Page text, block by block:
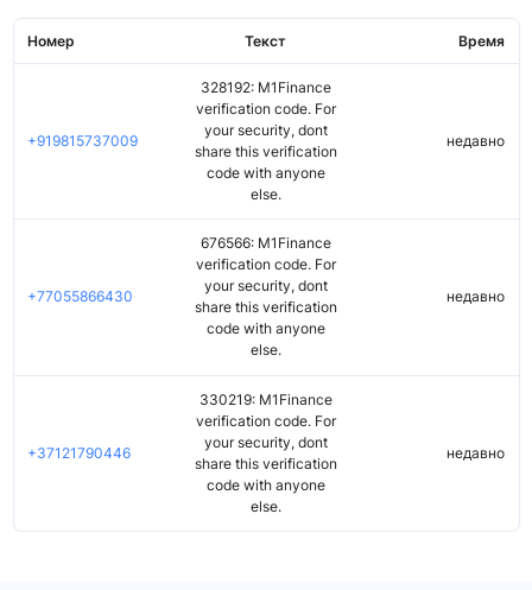
Номер Текст Время
+919815737009
328192: M1Finance
verification code. For
your security, dont
share this verification
code with anyone
else.
недавно
+77055866430
676566: M1Finance
verification code. For
your security, dont
share this verification
code with anyone
else.
недавно
+37121790446
330219: M1Finance
verification code. For
your security, dont
share this verification
code with anyone
else.
недавно